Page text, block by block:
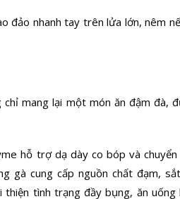
đảo nhanh tay trên lửa lớn, nêm
mang lại một món ăn đậm đà,
hỗ trợ dạ dày co bóp và
gà cung cấp nguồn chất đạm,
tình trạng đầy bụng, ăn uống